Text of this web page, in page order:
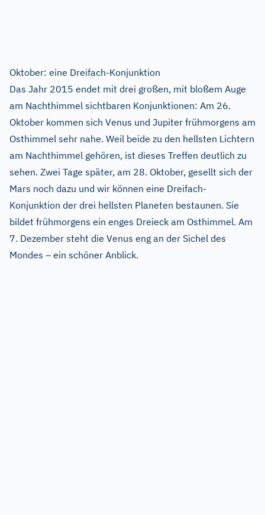
Oktober: eine Dreifach-Konjunktion
Das Jahr 2015 endet mit drei großen, mit bloßem Auge
am Nachthimmel sichtbaren Konjunktionen: Am 26.
Oktober kommen sich Venus und Jupiter frühmorgens am
Osthimmel sehr nahe. Weil beide zu den hellsten Lichtern
am Nachthimmel gehören, ist dieses Treffen deutlich zu
sehen. Zwei Tage später, am 28. Oktober, gesellt sich der
Mars noch dazu und wir können eine Dreifach-
Konjunktion der drei hellsten Planeten bestaunen. Sie
bildet frühmorgens ein enges Dreieck am Osthimmel. Am
7. Dezember steht die Venus eng an der Sichel des
Mondes – ein schöner Anblick.